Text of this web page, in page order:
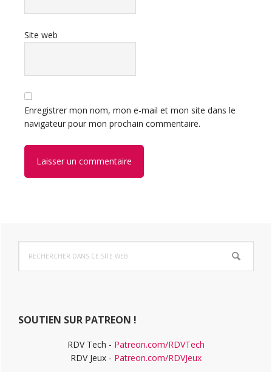
Site web
Enregistrer mon nom, mon e-mail et mon site dans le
navigateur pour mon prochain commentaire.
Barre
latérale
dans
ce
SOUTIEN SUR PATREON !
RDV Tech - Patreon.com/RDVTech
RDV Jeux - Patreon.com/RDVJeux